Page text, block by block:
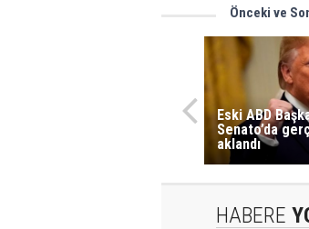
Önceki ve
Eski ABD
Senato’da
aklandı
HABERE